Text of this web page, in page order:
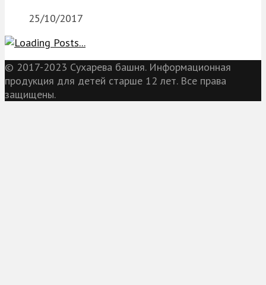
25/10/2017
© 2017-2023 Сухарева башня. Информационная
продукция для детей старше 12 лет. Все права
защищены.